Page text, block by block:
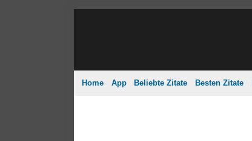
Home App Beliebte Zitate Besten Zitate